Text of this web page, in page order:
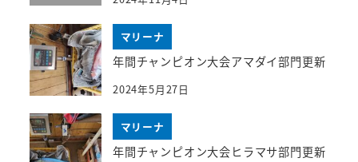
マリーナ
年間チャンピオン大会アマダイ部門更新
2024年5月27日
マリーナ
年間チャンピオン大会ヒラマサ部門更新